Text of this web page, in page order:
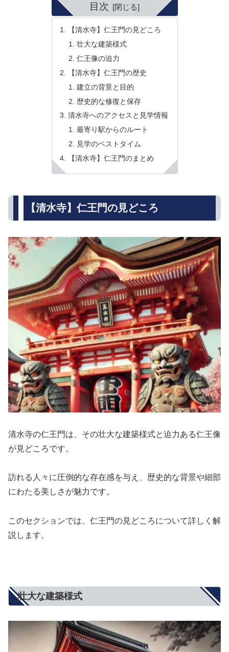
目次
【清水寺】仁王門の見どころ
壮大な建築様式
仁王像の迫力
【清水寺】仁王門の歴史
建立の背景と目的
歴史的な修復と保存
清水寺へのアクセスと見学情報
最寄り駅からのルート
見学のベストタイム
【清水寺】仁王門のまとめ
【清水寺】仁王門の見どころ
清水寺の仁王門は、その壮大な建築様式と迫力ある仁王像
が見どころです。
訪れる人々に圧倒的な存在感を与え、歴史的な背景や細部
にわたる美しさが魅力です。
このセクションでは、仁王門の見どころについて詳しく解
説します。
壮大な建築様式